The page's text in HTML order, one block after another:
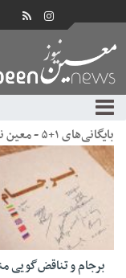
بایگانی‌های ۱+۵ - معین نیوز - خبری تحلیلی MoeenNews
برجام و تناقض‌گویی